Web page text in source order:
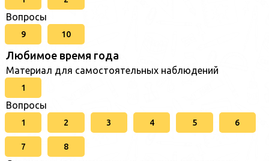
Вопросы
9 10
Любимое время года
Материал для самостоятельных наблюдений
1
Вопросы
1 2 3 4 5 6
7 8